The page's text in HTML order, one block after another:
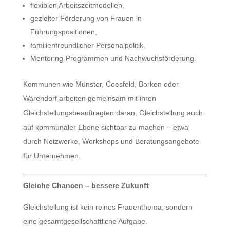
flexiblen Arbeitszeitmodellen,
gezielter Förderung von Frauen in
Führungspositionen,
familienfreundlicher Personalpolitik,
Mentoring-Programmen und Nachwuchsförderung.
Kommunen wie Münster, Coesfeld, Borken oder
Warendorf arbeiten gemeinsam mit ihren
Gleichstellungsbeauftragten daran, Gleichstellung auch
auf kommunaler Ebene sichtbar zu machen – etwa
durch Netzwerke, Workshops und Beratungsangebote
für Unternehmen.
Gleiche Chancen – bessere Zukunft
Gleichstellung ist kein reines Frauenthema, sondern
eine gesamtgesellschaftliche Aufgabe.